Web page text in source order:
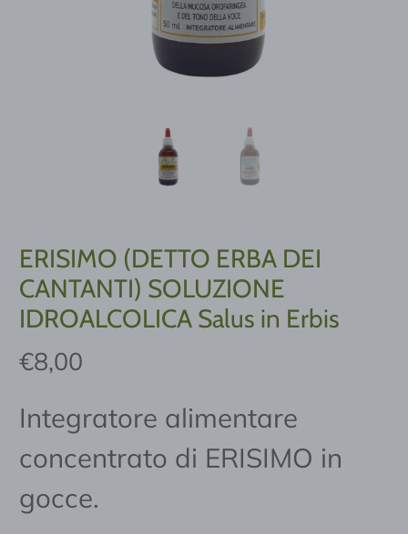
ERISIMO (DETTO ERBA DEI
CANTANTI) SOLUZIONE
IDROALCOLICA Salus in Erbis
€8,00
Integratore alimentare
concentrato di ERISIMO in
gocce.